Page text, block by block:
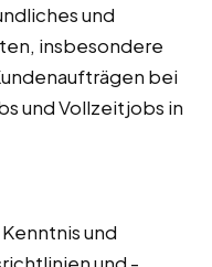
und
insbesondere
bei
und Vollzeitjobs in
Kenntnis und